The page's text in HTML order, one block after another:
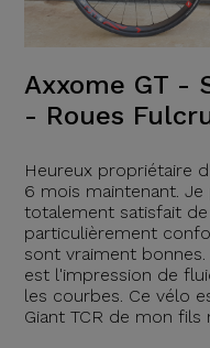
Axxome GT -
- Roues
Heureux propriétaire
6 mois maintenant.
totalement satisfait
particulièrement
sont vraiment
est l'impression de
les courbes. Ce vélo
Giant TCR de mon fils